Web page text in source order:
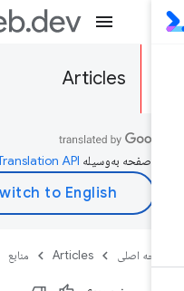
Articles
صفحه به‌وسیله
اصلی Articles منابع